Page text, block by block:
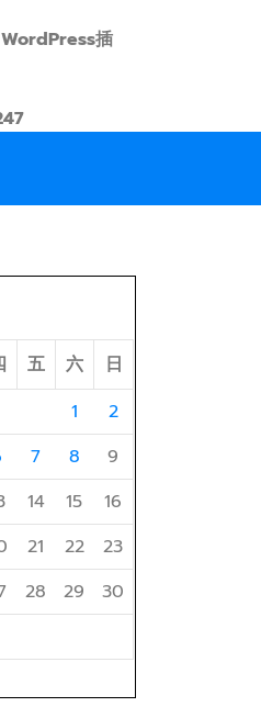
插
五 六
日
1
2
7 8
9
14 15
16
21 22
23
28 29
30